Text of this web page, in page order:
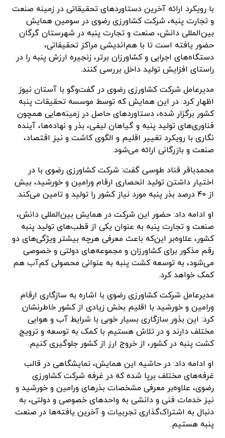
با رویکرد ارائه آخرین دستاوردهای تحقیقاتی در زمینه صنعت
و تجارت پنبه، شرکت کشاورزی رضوی در سومین همایش
بین‌المللی دانش، صنعت و تجارت پنبه در شهرستان گرگان
حضور یافته است تا با هم‌اندیشی مراکز تحقیقاتی،
دستگاه‌های اجرایی و کشاورزان برتر، زنجیره ارزش پنبه را در
راستای افزایش تولید داخل بررسی کنند.
مدیرعامل شرکت کشاورزی رضوی در گفت‌وگو با آستان نیوز
اظهار کرد: در این همایش که توسط موسسه تحقیقات پنبه
کشور برگزار شده، دستاوردهای حاصل در زمینه‌هایی همچون
فناوری‌های تولید پنبه و گیاهان لیفی، بذر و نهاده‌ها، آینده
نگاری با رویکرد تغییر اقلیم و الگوی کاشت و نیز اقتصاد،
صنعت و بازرگانی ارائه می‌شود.
محمدباقر قناد طوسی گفت: شرکت کشاورزی رضوی با در
اختیار داشتن تولید انحصاری ارقام ورامین و خورشید، بیش
از ۴۰ درصد بذر پنبه مورد نیاز کشور را تولید و تامین می‌کند.
او ادامه داد: حضور این شرکت در همایش بین‌المللی دانش،
صنعت و تجارت پنبه به عنوان یکی از قطب‌های تولید پنبه
کشور، علاوه‌بر این‌که باعث معرفی هرچه بیشتر ویژگی‌های دو
رقم مذکور برای کشاورزان و مجموعه‌های دولتی و خصوصی
می‌شود، به توسعه کشت پنبه به عنوانی محصولی کم‌آب هم
کمک خواهد کرد.
مدیرعامل شرکت کشاورزی رضوی با اشاره به سازگاری ارقام
ورامین و خورشید با اقلیم بخش زیادی از کشور خاطرنشان
کرد: این بذور سازگاری بسیار خوبی با شرایط آب و هوایی
مختلف دارند و در تلاش هستیم با کمک به توسعه و ترویج
کشت پنبه در کشور، از خروج ارز از کشور جلوگیری کنیم.
او ادامه داد: در حاشیه این همایش، نمایشگاهی در قالب
غرفه‌های مختلف برپا شده که در غرفه شرکت کشاورزی
رضوی، علاوه‌بر معرفی مشخصات بذرهای ورامین و خورشید و
نیز خدمات فنی و دانشی به واحد‌های خصوصی و دولتی، به
دنبال به اشتراک‌گذاری تجربیات و آخرین یافته‌ها در صنعت
پنبه هستیم.